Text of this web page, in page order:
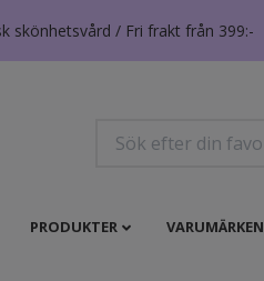
skönhetsvård / Fri frakt från 399:-
PRODUKTER VARUMÄRKEN